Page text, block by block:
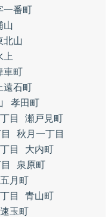
一番町
山
北山
上
車町
遠石町
孝田町
目
瀬戸見町
秋月一丁目
目
大内町
泉原町
五月町
目
青山町
速玉町